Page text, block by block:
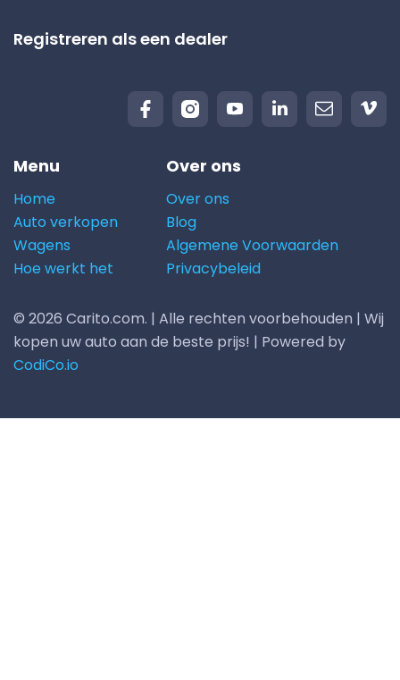
Registreren als een dealer
Menu
Home
Auto verkopen
Wagens
Hoe werkt het
Over ons
Over ons
Blog
Algemene Voorwaarden
Privacybeleid
© 2026 Carito.com. | Alle rechten voorbehouden | Wij
kopen uw auto aan de beste prijs! | Powered by
CodiCo.io